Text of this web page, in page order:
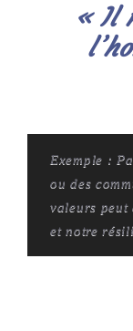
« Il
Exemple :
ou des
valeurs peut
et notre